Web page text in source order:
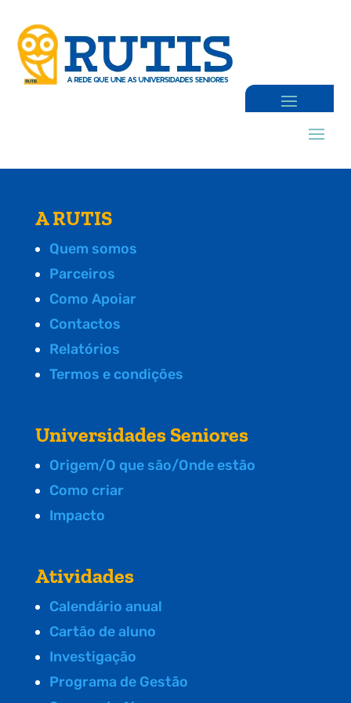
A RUTIS
Quem somos
Parceiros
Como Apoiar
Contactos
Relatórios
Termos e condições
Universidades Seniores
Origem/O que são/Onde estão
Como criar
Impacto
Atividades
Calendário anual
Cartão de aluno
Investigação
Programa de Gestão